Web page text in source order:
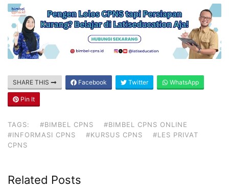
SHARE THIS Facebook Twitter WhatsApp
Pin It
TAGS: #BIMBEL CPNS
#BIMBEL CPNS ONLINE
#INFORMASI CPNS
#KURSUS CPNS
#LES PRIVAT
CPNS
Related Posts